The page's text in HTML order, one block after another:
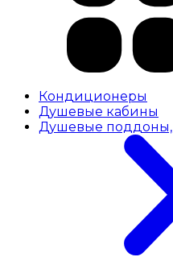
Кондиционеры
Душевые кабины
Душевые поддоны,